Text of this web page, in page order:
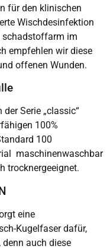
für den klinischen
Wischdesinfektion
schadstoffarm im
empfehlen wir diese
offenen Wunden.
Serie „classic“
100%
100
maschinenwaschbar
trocknergeeignet.
eine
Kugelfaser dafür,
denn auch diese